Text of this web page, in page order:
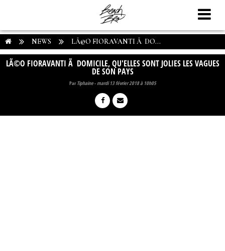
NEWS LÃ©O FIORAVANTI Ã DO...
LÃ©O FIORAVANTI Ã DOMICILE, QU'ELLES SONT JOLIES LES VAGUES
DE SON PAYS
ParTiphaine-mardi 13 février 2018 à 10h05